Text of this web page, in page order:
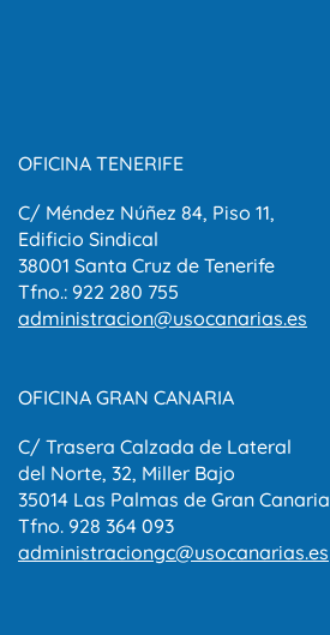
OFICINA TENERIFE
C/ Méndez Núñez 84, Piso 11,
Edificio Sindical
38001 Santa Cruz de Tenerife
Tfno.: 922 280 755
administracion@usocanarias.es
OFICINA GRAN CANARIA
C/ Trasera Calzada de Lateral
del Norte, 32, Miller Bajo
35014 Las Palmas de Gran Canaria
Tfno. 928 364 093
administraciongc@usocanarias.es